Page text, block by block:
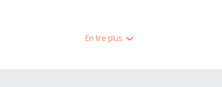
En lire plus